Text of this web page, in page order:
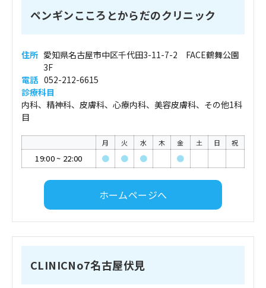
ペンギンこころとからだのクリニック
住所 愛知県名古屋市中区千代田3-11-7-2 FACE鶴舞公園
3F
電話 052-212-6615
診療科目
内科、精神科、皮膚科、心療内科、美容皮膚科、その他1科
目
月 火 水 木 金 土 日 祝
19:00~ 22:00 ● ● ● ●
ホームページへ
CLINICNo7名古屋伏見